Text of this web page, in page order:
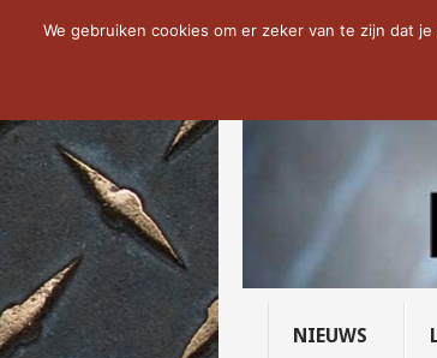
NOW TRENDING: THE
NIEUWS
We gebruiken cookies om er zeker van te zijn dat